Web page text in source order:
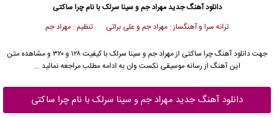
دانلود آهنگ جدیدمهراد جموسینا سرلکبا نام چرا ساکتی
ترانه سرا و آهنگساز : مهراد جم و علی براتی تنظیم : مهراد جم
جهت دانلود آهنگ چرا ساکتی ازمهراد جم و سینا سرلک
با کیفیت ۱۲۸ و ۳۲۰ و مشاهده متن
این آهنگ از رسانه موسیقی نکست وان به ادامه مطلب مراجعه نمائید …
دانلود آهنگ جدید مهراد جم و سینا سرلک با نام چرا ساکتی